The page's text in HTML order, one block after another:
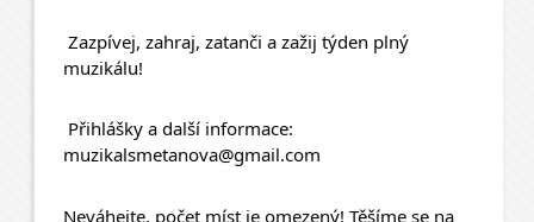
muzikálu!
Přihlášky a další informace:
muzikalsmetanova@gmail.com
Neváhejte, počet míst je omezený! Těšíme se na